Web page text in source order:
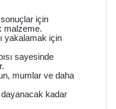
için
malzeme.
yakalamak için
sayesinde
mumlar ve daha
dayanacak kadar